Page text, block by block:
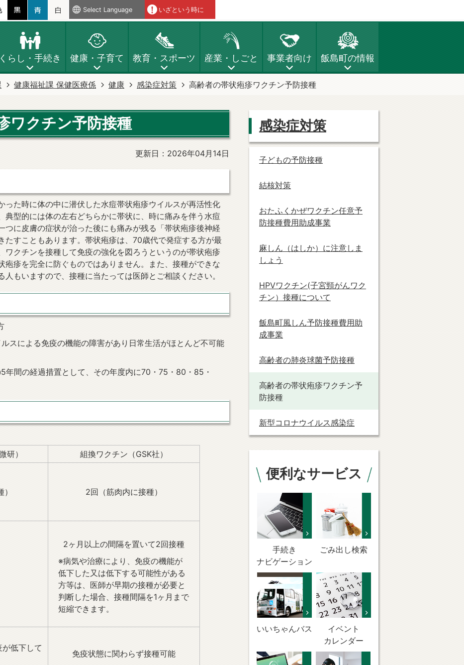
Select Language いざという時に
くらし・手続き 健康・子育て 教育・スポーツ 産業・しごと 事業者向け 飯島町の情報
健康福祉課 保健医療係 健康 感染症対策 高齢者の帯状疱疹ワクチン予防接種
ワクチン予防接種
更新日：2026年04月14日
った時に体の中に潜伏した水痘帯状疱疹ウイルスが再活性化
典型的には体の左右どちらかに帯状に、時に痛みを伴う水痘
つに皮膚の症状が治った後にも痛みが残る「帯状疱疹後神経
たすこともあります。帯状疱疹は、70歳代で発症する方が最
ワクチンを接種して免疫の強化を図ろうというのが帯状疱疹
疱疹を完全に防ぐものではありません。また、接種ができな
もいますので、接種に当たっては医師とご相談ください。
スによる免疫の機能の障害があり日常生活がほとんど不可能
5年間の経過措置として、その年度内に70・75・80・85・
研）
組換ワクチン（GSK社）
2回（筋肉内に接種）
2ヶ月以上の間隔を置いて2回接種
※病気や治療により、免疫の機能が
低下した又は低下する可能性がある
方等は、医師が早期の接種が必要と
判断した場合、接種間隔を1ヶ月まで
短縮できます。
低下して
免疫状態に関わらず接種可能
感染症対策
子どもの予防接種
結核対策
おたふくかぜワクチン任意予
防接種費用助成事業
麻しん（はしか）に注意しま
しょう
HPVワクチン(子宮頸がんワク
チン）接種について
飯島町風しん予防接種費用助
成事業
高齢者の肺炎球菌予防接種
高齢者の帯状疱疹ワクチン予
防接種
新型コロナウイルス感染症
便利なサービス
手続き
ナビゲーション
ごみ出し検索
いいちゃんバス
イベント
カレンダー